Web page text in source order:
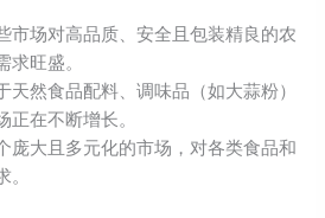
市场对高品质、安全且包装精良的农
求旺盛。
天然食品配料、调味品（如大蒜粉）
正在不断增长。
庞大且多元化的市场，对各类食品和